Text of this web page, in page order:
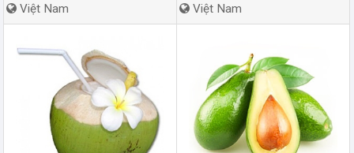
Việt Nam Việt Nam